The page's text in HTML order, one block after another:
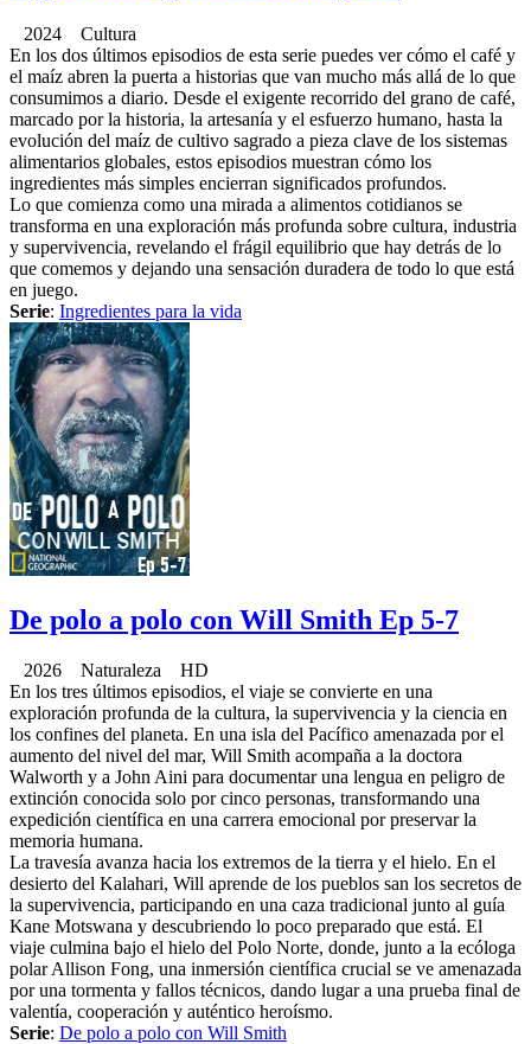
2024 Cultura
En los dos últimos episodios de esta serie puedes ver cómo el café y
el maíz abren la puerta a historias que van mucho más allá de lo que
consumimos a diario. Desde el exigente recorrido del grano de café,
marcado por la historia, la artesanía y el esfuerzo humano, hasta la
evolución del maíz de cultivo sagrado a pieza clave de los sistemas
alimentarios globales, estos episodios muestran cómo los
ingredientes más simples encierran significados profundos.
Lo que comienza como una mirada a alimentos cotidianos se
transforma en una exploración más profunda sobre cultura, industria
y supervivencia, revelando el frágil equilibrio que hay detrás de lo
que comemos y dejando una sensación duradera de todo lo que está
en juego.
Serie: Ingredientes para la vida
De polo a polo con Will Smith Ep 5-7
2026 Naturaleza HD
En los tres últimos episodios, el viaje se convierte en una
exploración profunda de la cultura, la supervivencia y la ciencia en
los confines del planeta. En una isla del Pacífico amenazada por el
aumento del nivel del mar, Will Smith acompaña a la doctora
Walworth y a John Aini para documentar una lengua en peligro de
extinción conocida solo por cinco personas, transformando una
expedición científica en una carrera emocional por preservar la
memoria humana.
La travesía avanza hacia los extremos de la tierra y el hielo. En el
desierto del Kalahari, Will aprende de los pueblos san los secretos de
la supervivencia, participando en una caza tradicional junto al guía
Kane Motswana y descubriendo lo poco preparado que está. El
viaje culmina bajo el hielo del Polo Norte, donde, junto a la ecóloga
polar Allison Fong, una inmersión científica crucial se ve amenazada
por una tormenta y fallos técnicos, dando lugar a una prueba final de
valentía, cooperación y auténtico heroísmo.
Serie: De polo a polo con Will Smith